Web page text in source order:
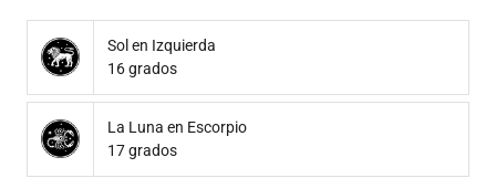
Sol en Izquierda
16 grados
La Luna en Escorpio
17 grados